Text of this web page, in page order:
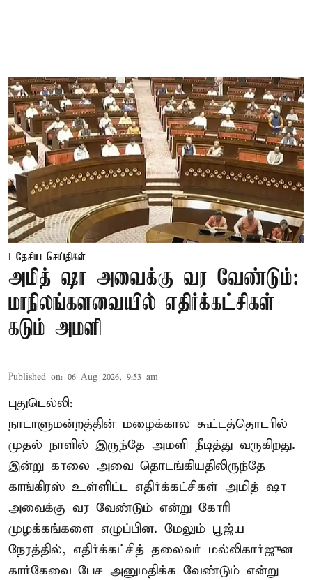
தேசிய செய்திகள்
அமித் ஷா அவைக்கு வர வேண்டும்:
மாநிலங்களவையில் எதிர்க்கட்சிகள்
கடும் அமளி
Published on: 06 Aug 2026, 9:53 am
புதுடெல்லி:
நாடாளுமன்றத்தின் மழைக்கால கூட்டத்தொடரில்
முதல் நாளில் இருந்தே அமளி நீடித்து வருகிறது.
இன்று காலை அவை தொடங்கியதிலிருந்தே
காங்கிரஸ் உள்ளிட்ட எதிர்க்கட்சிகள் அமித் ஷா
அவைக்கு வர வேண்டும் என்று கோரி
முழக்கங்களை எழுப்பின. மேலும் பூஜ்ய
நேரத்தில், எதிர்க்கட்சித் தலைவர் மல்லிகார்ஜுன
கார்கேவை பேச அனுமதிக்க வேண்டும் என்று